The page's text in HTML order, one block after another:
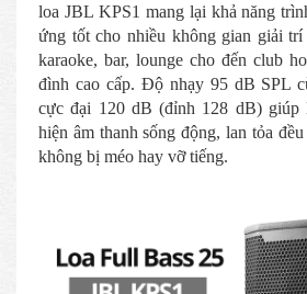
loa JBL KPS1 mang lại khả năng
ứng tốt cho nhiều không gian giải
karaoke, bar, lounge cho đến club
đình cao cấp. Độ nhạy 95 dB SPL
cực đại 120 dB (đỉnh 128 dB) giúp
hiện âm thanh sống động, lan tỏa
không bị méo hay vỡ tiếng.